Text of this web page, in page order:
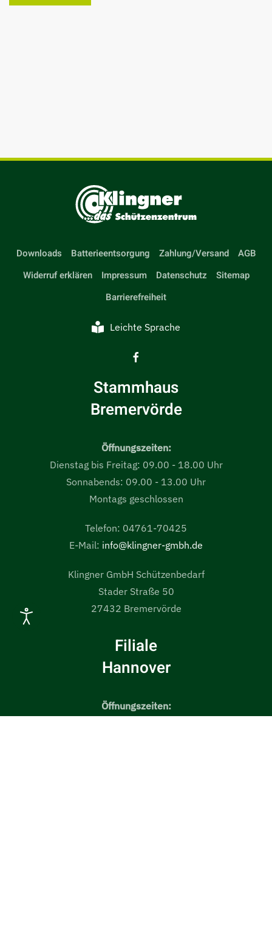
Downloads Batterieentsorgung Zahlung/Versand
AGB
Widerruf erklären
Impressum Datenschutz
Sitemap
Barrierefreiheit
Leichte Sprache
Stammhaus
Bremervörde
Öffnungszeiten:
Dienstag bis Freitag: 09.00 - 18.00 Uhr
Sonnabends: 09.00 - 13.00 Uhr
Montags geschlossen
Telefon: 04761-70425
E-Mail: info@klingner-gmbh.de
Klingner GmbH Schützenbedarf
Stader Straße 50
27432 Bremervörde
Filiale
Hannover
Öffnungszeiten: